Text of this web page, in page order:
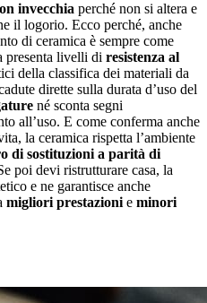
invecchia perché non si altera e
il logorio. Ecco perché, anche
di ceramica è sempre come
presenta livelli di resistenza al
della classifica dei materiali da
dirette sulla durata d’uso del
né sconta segni
all’uso. E come conferma anche
la ceramica rispetta l’ambiente
di sostituzioni a parità di
poi devi ristrutturare casa, la
e ne garantisce anche
migliori prestazionie minori